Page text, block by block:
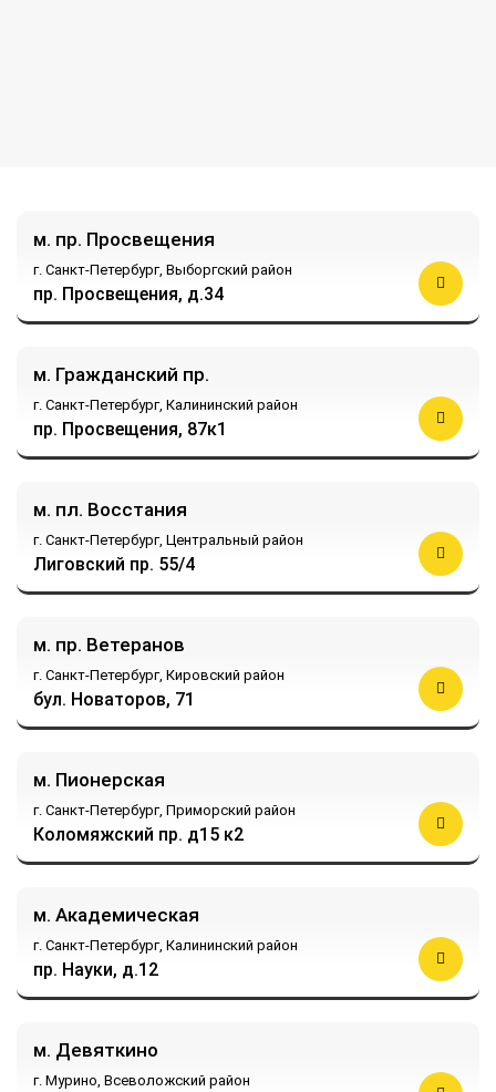
м. пр. Просвещения
г. Санкт-Петербург, Выборгский район
пр. Просвещения, д.34
м. Гражданский пр.
г. Санкт-Петербург, Калининский район
пр. Просвещения, 87к1
м. пл. Восстания
г. Санкт-Петербург, Центральный район
Лиговский пр. 55/4
м. пр. Ветеранов
г. Санкт-Петербург, Кировский район
бул. Новаторов, 71
м. Пионерская
г. Санкт-Петербург, Приморский район
Коломяжский пр. д15 к2
м. Академическая
г. Санкт-Петербург, Калининский район
пр. Науки, д.12
м. Девяткино
г. Мурино, Всеволожский район